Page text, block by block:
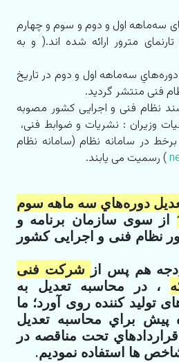
سه‌ماهه اول و دوم و سوم و چهارم
تارنمای مترور ارائه شده اند.( و به
سه‌ماهه اول و دوم در تاریخ
اساس بند ۲۳ ماده ۱ سند نظام فنی و اجرایی کشور مصوبه
مورخ ۱۴۰۴/۳/۰۶ هیات وزیران : نشریات و ضوابط فنی،
برخط در سامانه نظام (سامانه نظام
) رسمیت می یابند.
دوره‌هاي سه ماهه سوم
از سوی سازمان برنامه و
نظام فنی و اجرایی کشور
هم پس از شرکت فنی
، در محاسبه تعدیل به
تولید کننده روی آورد؛ ﻣﺎ
ﺑﺮاي ﻣﺤﺎﺳﺒﻪ ﺗﻌﺪﯾﻞ
ﺗﺤﺖ ﻣﻨﺎﻗﺼﻪ در
ها استفاده نمودیم.